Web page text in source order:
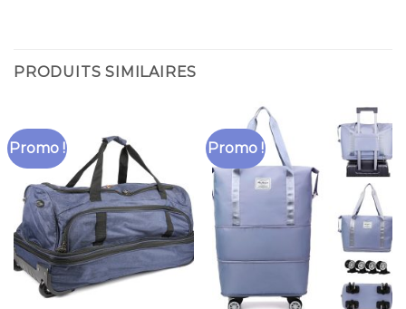
PRODUITS SIMILAIRES
Promo ! Promo !